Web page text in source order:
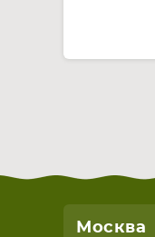
Москва